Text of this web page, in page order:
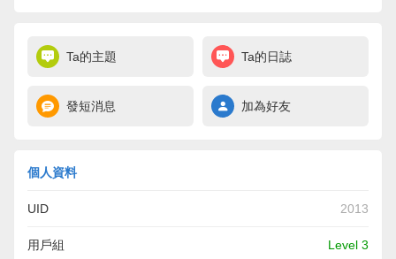
Ta的主題 Ta的日誌
發短消息 加為好友
個人資料
UID 2013
用戶組 Level 3